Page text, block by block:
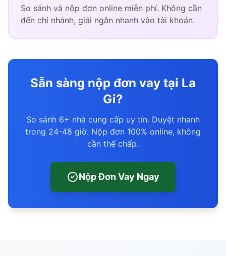
So sánh và nộp đơn online miễn phí. Không cần
đến chi nhánh, giải ngân nhanh vào tài khoản.
Sẵn sàng nộp đơn vay tại La
Gi?
So sánh 6+ nhà cung cấp uy tín. Duyệt nhanh
trong 24-48 giờ. Nộp đơn 100% online, không
cần thế chấp.
Nộp Đơn Vay Ngay